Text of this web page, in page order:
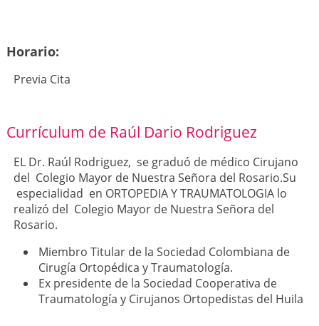
Horario:
Previa Cita
Currículum de Raúl Dario Rodriguez
EL Dr. Raúl Rodriguez, se graduó de médico Cirujano
del Colegio Mayor de Nuestra Señora del Rosario.Su
especialidad en ORTOPEDIA Y TRAUMATOLOGIA lo
realizó del Colegio Mayor de Nuestra Señora del
Rosario.
Miembro Titular de la Sociedad Colombiana de
Cirugía Ortopédica y Traumatología.
Ex presidente de la Sociedad Cooperativa de
Traumatología y Cirujanos Ortopedistas del Huila